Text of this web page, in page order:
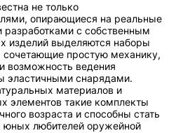
не только
опирающиеся на реальные
с собственным
изделий выделяются наборы
простую механику,
возможность ведения
эластичными снарядами.
материалов и
элементов такие комплекты
возраста и способны стать
любителей оружейной